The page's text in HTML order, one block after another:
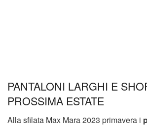
PANTALONI LARGHI E
PROSSIMA ESTATE
Alla sfilata Max Mara 2023 primavera i